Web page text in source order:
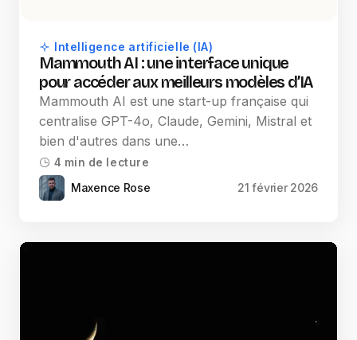
Intelligence artificielle (IA)
Mammouth AI : une interface unique
pour accéder aux meilleurs modèles d’IA
Mammouth AI est une start-up française qui
centralise GPT-4o, Claude, Gemini, Mistral et
bien d'autres dans une…
4 min de lecture
Maxence Rose 21 février 2026